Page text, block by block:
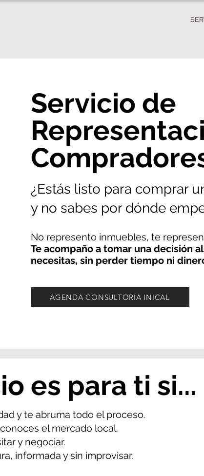
Servicio de
¿Estás listo para comprar
y no sabes por dónde
No represento inmuebles, te
Te acompaño a tomar una decisión
necesitas, sin perder tiempo ni
AGENDA CONSULTORIA INICAL
es para ti si...
y te abruma todo el proceso.
el mercado local.
y negociar.
informada y sin improvisar.